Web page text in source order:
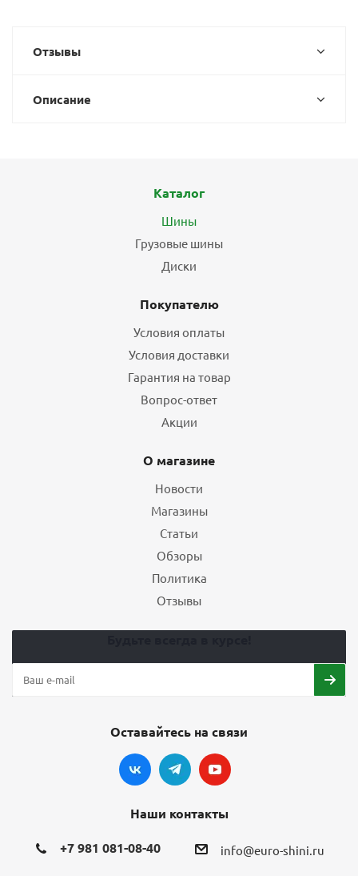
Отзывы
Описание
Каталог
Шины
Грузовые шины
Диски
Покупателю
Условия оплаты
Условия доставки
Гарантия на товар
Вопрос-ответ
Акции
О магазине
Новости
Магазины
Статьи
Обзоры
Политика
Отзывы
Оставайтесь на связи
Наши контакты
+7 981 081-08-40 info@euro-shini.ru